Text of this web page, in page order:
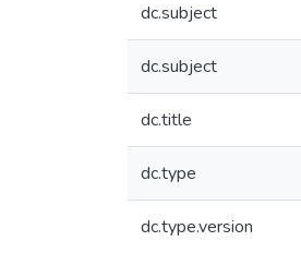
dc.subject
dc.subject
dc.title
dc.type
dc.type.version